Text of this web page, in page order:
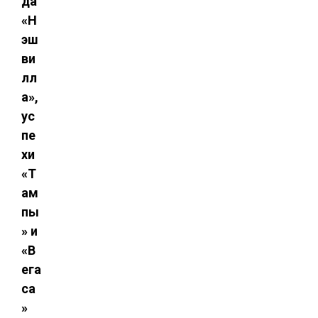
«Н
эш
ви
лл
а»,
ус
пе
хи
«Т
ам
пы
» и
«В
ега
са
»